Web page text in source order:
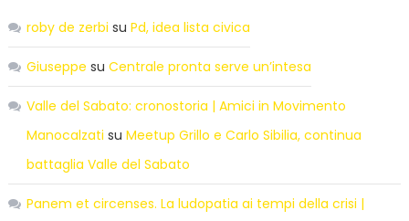
roby de zerbi su Pd, idea lista civica
Giuseppe su Centrale pronta serve un’intesa
Valle del Sabato: cronostoria | Amici in Movimento
Manocalzati su Meetup Grillo e Carlo Sibilia, continua
battaglia Valle del Sabato
Panem et circenses. La ludopatia ai tempi della crisi |